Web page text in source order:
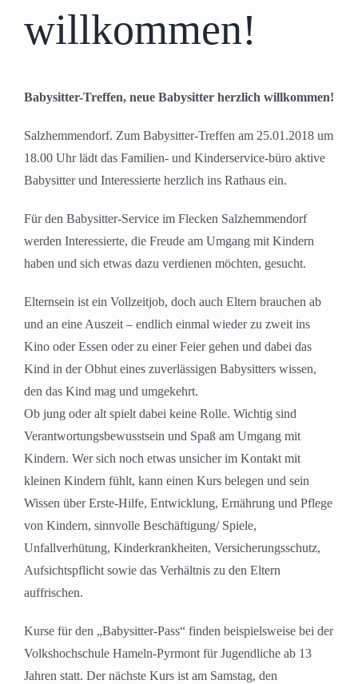
willkommen!
Babysitter-Treffen, neue Babysitter herzlich willkommen!
Salzhemmendorf. Zum Babysitter-Treffen am 25.01.2018 um
18.00 Uhr lädt das Familien- und Kinderservice-büro aktive
Babysitter und Interessierte herzlich ins Rathaus ein.
Für den Babysitter-Service im Flecken Salzhemmendorf
werden Interessierte, die Freude am Umgang mit Kindern
haben und sich etwas dazu verdienen möchten, gesucht.
Elternsein ist ein Vollzeitjob, doch auch Eltern brauchen ab
und an eine Auszeit – endlich einmal wieder zu zweit ins
Kino oder Essen oder zu einer Feier gehen und dabei das
Kind in der Obhut eines zuverlässigen Babysitters wissen,
den das Kind mag und umgekehrt.
Ob jung oder alt spielt dabei keine Rolle. Wichtig sind
Verantwortungsbewusstsein und Spaß am Umgang mit
Kindern. Wer sich noch etwas unsicher im Kontakt mit
kleinen Kindern fühlt, kann einen Kurs belegen und sein
Wissen über Erste-Hilfe, Entwicklung, Ernährung und Pflege
von Kindern, sinnvolle Beschäftigung/ Spiele,
Unfallverhütung, Kinderkrankheiten, Versicherungsschutz,
Aufsichtspflicht sowie das Verhältnis zu den Eltern
auffrischen.
Kurse für den „Babysitter-Pass“ finden beispielsweise bei der
Volkshochschule Hameln-Pyrmont für Jugendliche ab 13
Jahren statt. Der nächste Kurs ist am Samstag, den